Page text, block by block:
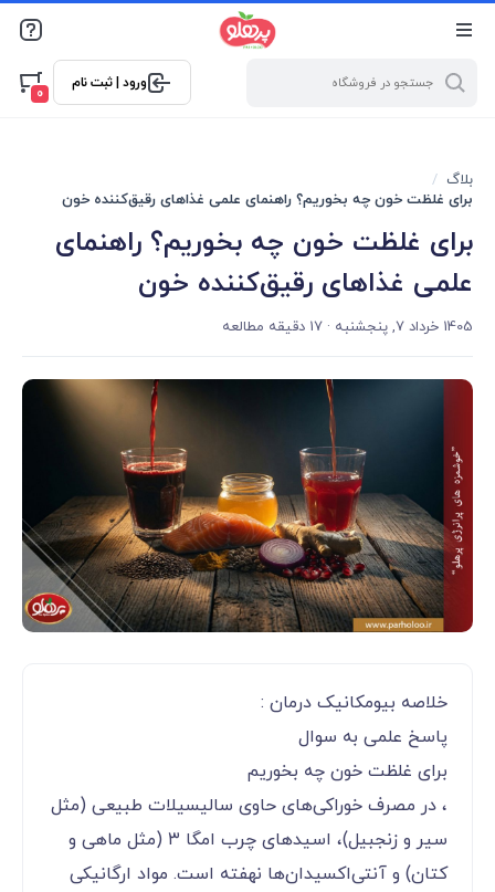
@media screen and (max-width: 500px) { .w-ch{bottom: 125px
!important; left:5px !important;} }
ورود | ثبت نام
0
بلاگ
برای غلظت خون چه بخوریم؟ راهنمای علمی غذاهای رقیق‌کننده خون
برای غلظت خون چه بخوریم؟ راهنمای
علمی غذاهای رقیق‌کننده خون
1405 خرداد 7, پنجشنبه · 17 دقیقه مطالعه
خلاصه بیومکانیک درمان :
پاسخ علمی به سوال
برای غلظت خون چه بخوریم
، در مصرف خوراکی‌های حاوی سالیسیلات طبیعی (مثل
سیر و زنجبیل)، اسیدهای چرب امگا ۳ (مثل ماهی و
کتان) و آنتی‌اکسیدان‌ها نهفته است. مواد ارگانیکی